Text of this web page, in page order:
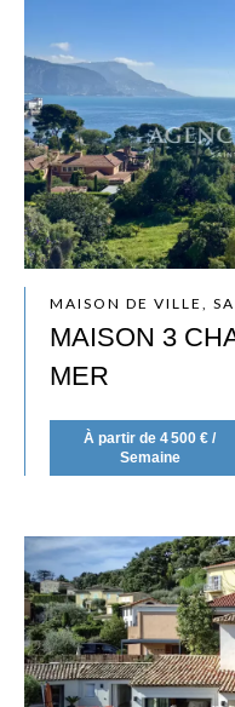
MAISON DE VILLE,
MAISON 3
MER
À partir de 4 500 € /
Semaine